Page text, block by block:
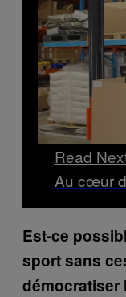
Read
Au cœur
Est-ce
sport sans
démocratiser